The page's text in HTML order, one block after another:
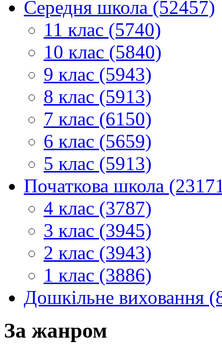
Середня школа (52457)
11 клас (5740)
10 клас (5840)
9 клас (5943)
8 клас (5913)
7 клас (6150)
6 клас (5659)
5 клас (5913)
Початкова школа
4 клас (3787)
3 клас (3945)
2 клас (3943)
1 клас (3886)
Дошкільне виховання
За жанром